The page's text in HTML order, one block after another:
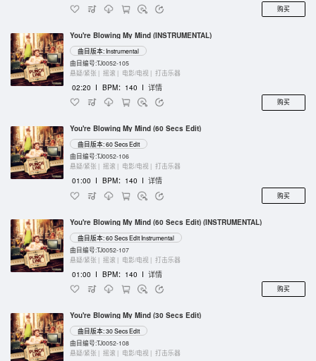
购买
You're Blowing My Mind (INSTRUMENTAL)
曲目版本: Instrumental
曲目编号:TJ0052-105
悬疑/紧张 | 摇滚 | 电影/电视 | 打击乐器
02:20 I BPM：140 I 详情
购买
You're Blowing My Mind (60 Secs Edit)
曲目版本: 60 Secs Edit
曲目编号:TJ0052-106
悬疑/紧张 | 摇滚 | 电影/电视 | 打击乐器
01:00 I BPM：140 I 详情
购买
You're Blowing My Mind (60 Secs Edit) (INSTRUMENTAL)
曲目版本: 60 Secs Edit Instrumental
曲目编号:TJ0052-107
悬疑/紧张 | 摇滚 | 电影/电视 | 打击乐器
01:00 I BPM：140 I 详情
购买
You're Blowing My Mind (30 Secs Edit)
曲目版本: 30 Secs Edit
曲目编号:TJ0052-108
悬疑/紧张 | 摇滚 | 电影/电视 | 打击乐器